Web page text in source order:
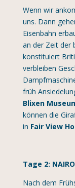
Wenn wir
uns. Dann
Eisenbahn
an der Zeit der
konstituiert
verbleiben
früh
Blixen
können die
in Fair View
Tage 2:
Nach dem